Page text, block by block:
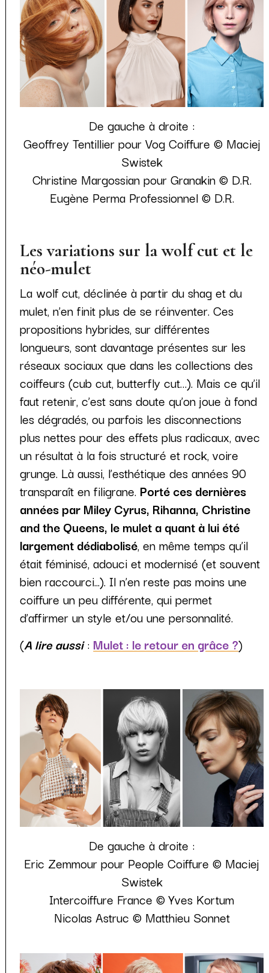
De gauche à droite :
Geoffrey Tentillier pour Vog Coiffure © Maciej
Swistek
Christine Margossian pour Granakin © D.R.
Eugène Perma Professionnel © D.R.
Les variations sur la wolf cut et le
néo-mulet
La wolf cut, déclinée à partir du shag et du
mulet, n’en finit plus de se réinventer. Ces
propositions hybrides, sur différentes
longueurs, sont davantage présentes sur les
réseaux sociaux que dans les collections des
coiffeurs (cub cut, butterfly cut…). Mais ce qu’il
faut retenir, c’est sans doute qu’on joue à fond
les dégradés, ou parfois les disconnections
plus nettes pour des effets plus radicaux, avec
un résultat à la fois structuré et rock, voire
grunge. Là aussi, l’esthétique des années 90
transparaît en filigrane. Porté ces dernières
années par Miley Cyrus, Rihanna, Christine
and the Queens, le mulet a quant à lui été
largement dédiabolisé, en même temps qu’il
était féminisé, adouci et modernisé (et souvent
bien raccourci...). Il n’en reste pas moins une
coiffure un peu différente, qui permet
d’affirmer un style et/ou une personnalité.
(A lire aussi: Mulet : le retour en grâce ?)
De gauche à droite :
Eric Zemmour pour People Coiffure © Maciej
Swistek
Intercoiffure France © Yves Kortum
Nicolas Astruc © Matthieu Sonnet